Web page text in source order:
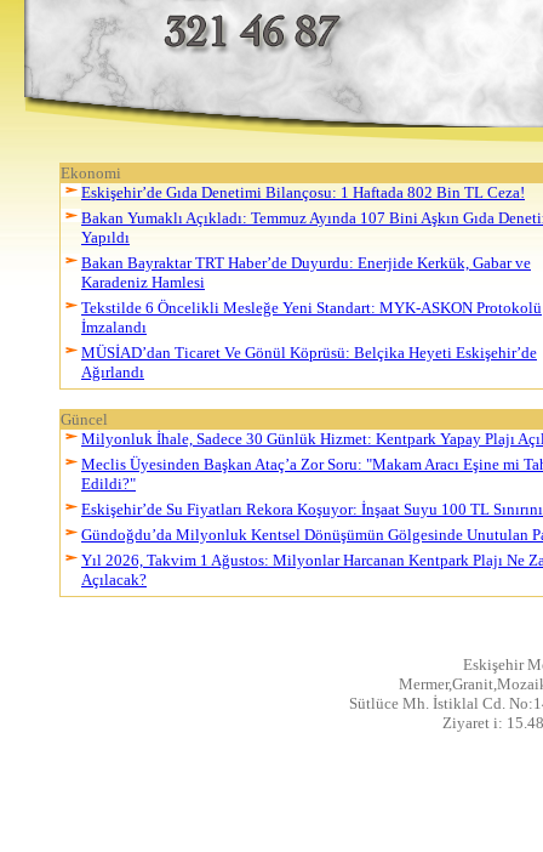
Ekonomi
Eskişehir’de Gıda Denetimi Bilançosu: 1 Haftada 802 Bin TL Ceza!
Bakan Yumaklı Açıkladı: Temmuz Ayında 107 Bini Aşkın Gıda
Yapıldı
Bakan Bayraktar TRT Haber’de Duyurdu: Enerjide Kerkük, Gabar ve
Karadeniz Hamlesi
Tekstilde 6 Öncelikli Mesleğe Yeni Standart: MYK-ASKON Protokolü
İmzalandı
MÜSİAD’dan Ticaret Ve Gönül Köprüsü: Belçika Heyeti Eskişehir’de
Ağırlandı
Güncel
Milyonluk İhale, Sadece 30 Günlük Hizmet: Kentpark Yapay Plajı
Meclis Üyesinden Başkan Ataç’a Zor Soru: "Makam Aracı Eşine mi
Edildi?"
Eskişehir’de Su Fiyatları Rekora Koşuyor: İnşaat Suyu 100 TL
Gündoğdu’da Milyonluk Kentsel Dönüşümün Gölgesinde Unutulan
Yıl 2026, Takvim 1 Ağustos: Milyonlar Harcanan Kentpark Plajı Ne
Açılacak?
Eskişehir
Sütlüce Mh. İstiklal Cd.
Ziyaret i: